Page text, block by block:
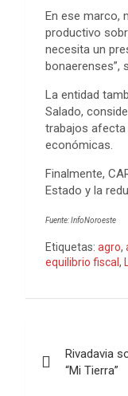
En ese marco,
productivo
necesita un
bonaerenses”,
La entidad
Salado,
trabajos afecta
económicas.
Finalmente,
Estado y la
Fuente: InfoNoroeste
Etiquetas: agro,
equilibrio fiscal ,
Rivadavia
“Mi Tierra”